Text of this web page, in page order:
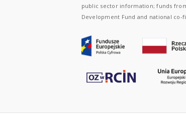
public sector information; funds
Development Fund and national